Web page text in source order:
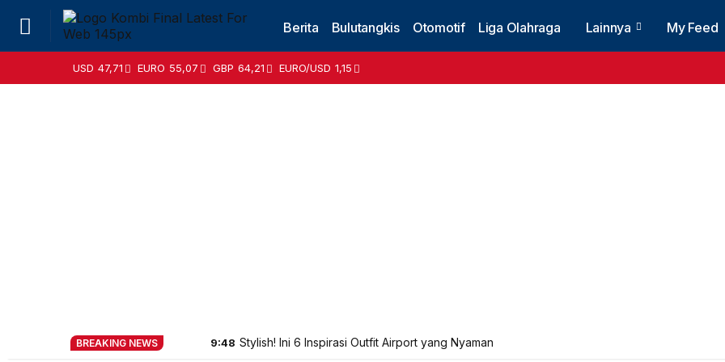
Berita Bulutangkis Otomotif Liga Olahraga Lainnya My Feed
USD 47,71 EURO 55,07 GBP 64,21 EURO/USD 1,15
BREAKING NEWS 9:48 Stylish! Ini 6 Inspirasi Outfit Airport yang Nyaman